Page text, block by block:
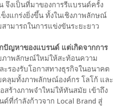
จึงเป็นที่มาของการรีแบรนด์ครั้ง
งแกร่งยิ่งขึ้น ทั้งในเชิงภาพลักษณ์
ามารถในการแข่งขันระยะยาว
ปัญหาของแบรนด์ แต่เกิดจากการ
ภาพลักษณ์ใหม่ให้สะท้อนความ
รองรับโอกาสทางธุรกิจในอนาคต
ลุมทั้งภาพลักษณ์องค์กร โลโก้ และ
สร้างภาพจำใหม่ให้ทันสมัย เข้าถึง
ที่กำลังก้าวจาก Local Brand สู่